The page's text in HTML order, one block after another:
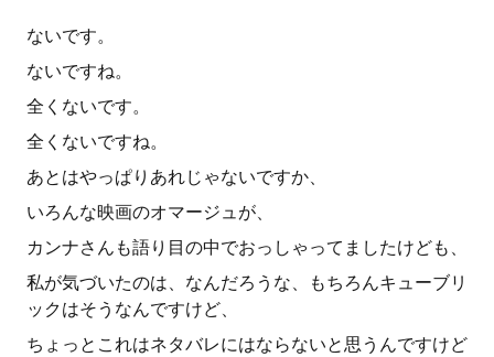
ないです。
ないですね。
全くないです。
全くないですね。
あとはやっぱりあれじゃないですか、
いろんな映画のオマージュが、
カンナさんも語り目の中でおっしゃってましたけども、
私が気づいたのは、なんだろうな、もちろんキューブリ
ックはそうなんですけど、
ちょっとこれはネタバレにはならないと思うんですけど